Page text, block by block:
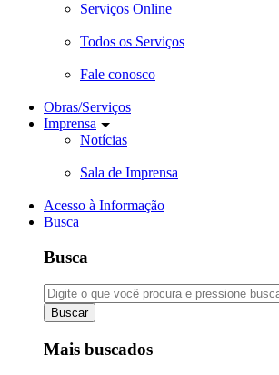
Serviços Online
Todos os Serviços
Fale conosco
Obras/Serviços
Imprensa
Notícias
Sala de Imprensa
Acesso à Informação
Busca
Busca
Buscar
Mais buscados